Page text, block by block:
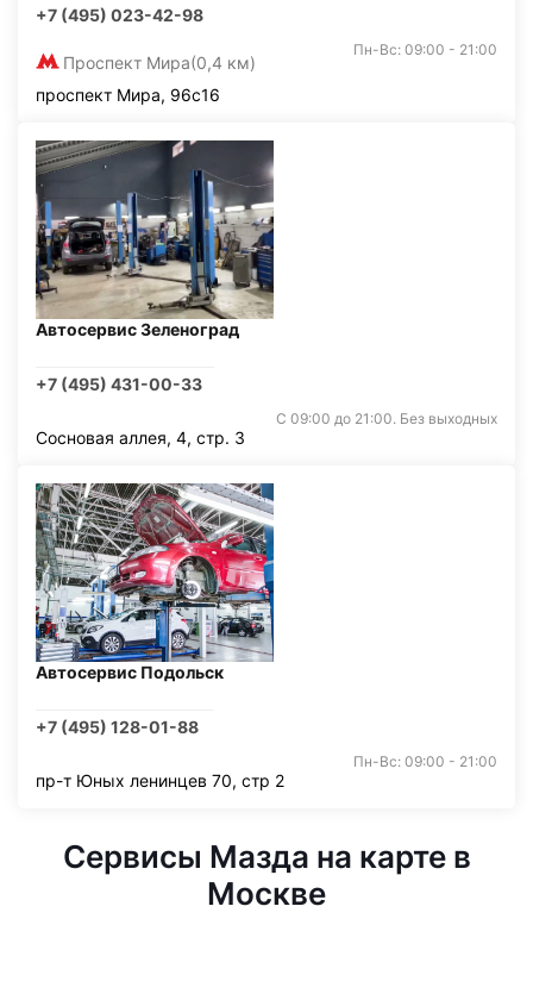
+7 (495) 023-42-98
Проспект Мира(0,4 км)
Пн-Вс: 09:00 - 21:00
проспект Мира, 96с16
Автосервис Зеленоград
+7 (495) 431-00-33
С 09:00 до 21:00. Без выходных
Сосновая аллея, 4, стр. 3
Автосервис Подольск
+7 (495) 128-01-88
Пн-Вс: 09:00 - 21:00
пр-т Юных ленинцев 70, стр 2
Сервисы Мазда на карте в
Москве